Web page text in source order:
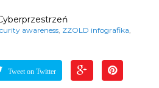
awareness, ZZOLD infografika,
Tweet on Twitter